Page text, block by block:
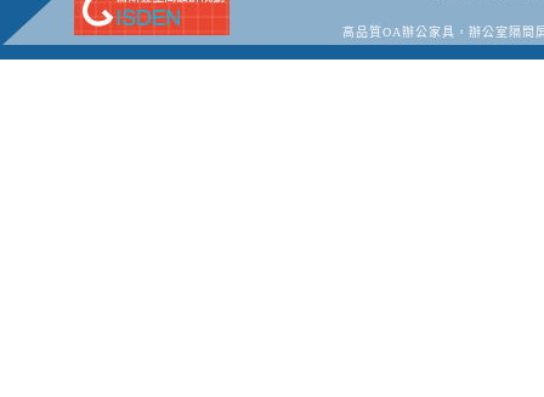
高品質OA辦公家具，辦公室隔間